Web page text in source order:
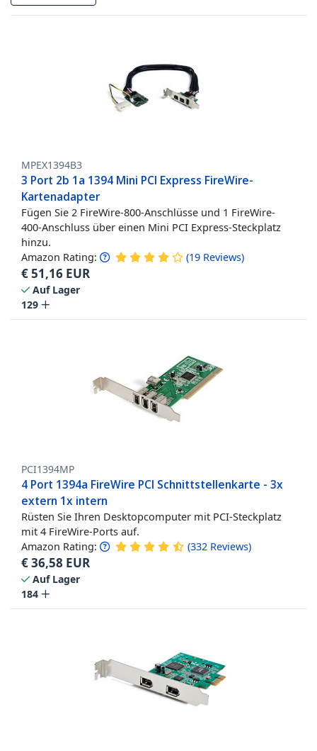
MPEX1394B3
3 Port 2b 1a 1394 Mini PCI Express FireWire-
Kartenadapter
Fügen Sie 2 FireWire-800-Anschlüsse und 1 FireWire-
400-Anschluss über einen Mini PCI Express-Steckplatz
hinzu.
Amazon Rating: (19 Reviews)
€51,16 EUR
Auf Lager
129
PCI1394MP
4 Port 1394a FireWire PCI Schnittstellenkarte - 3x
extern 1x intern
Rüsten Sie Ihren Desktopcomputer mit PCI-Steckplatz
mit 4 FireWire-Ports auf.
Amazon Rating: (332 Reviews)
€36,58 EUR
Auf Lager
184